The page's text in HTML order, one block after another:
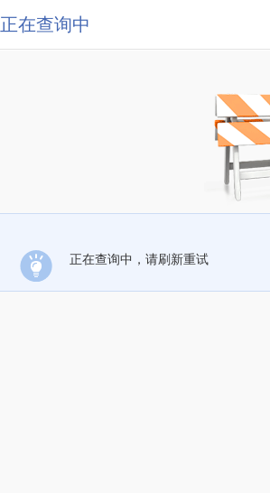
正在查询中
正在查询中，请刷新重试